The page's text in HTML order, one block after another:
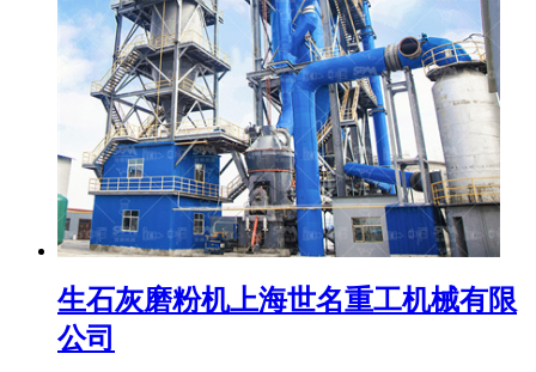
生石灰磨粉机上海世名重工机械有限
公司